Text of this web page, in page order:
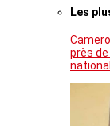
Les
près